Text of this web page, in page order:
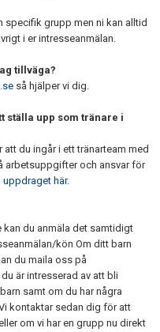
specifik grupp men ni kan alltid
i er intresseanmälan.
tillväga?
så hjälper vi dig.
ställa upp som tränare i
du ingår i ett tränarteam med
arbetsuppgifter och ansvar för
uppdraget här.
kan du anmäla det samtidigt
kön Om ditt barn
du maila oss på
är intresserad av att bli
samt om du har några
kontaktar sedan dig för att
om vi har en grupp nu direkt